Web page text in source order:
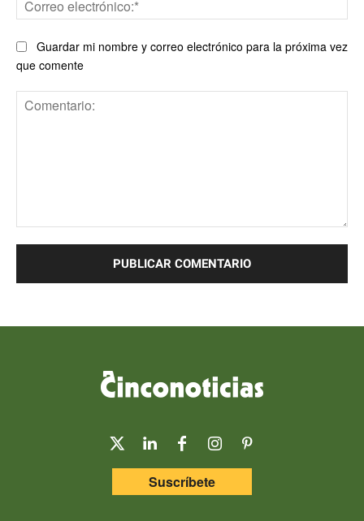
Guardar mi nombre y correo electrónico para la próxima vez
que comente
Suscríbete